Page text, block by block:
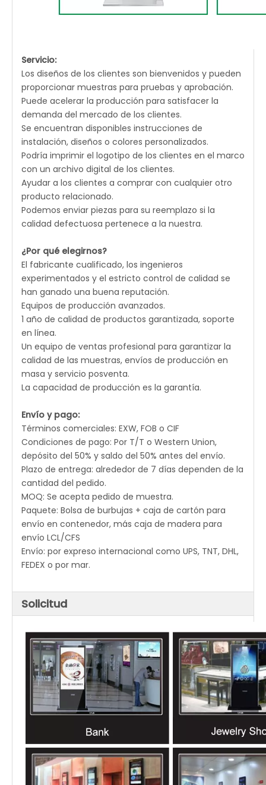
Servicio:
Los diseños de los clientes son bienvenidos y pueden
proporcionar muestras para pruebas y aprobación.
Puede acelerar la producción para satisfacer la
demanda del mercado de los clientes.
Se encuentran disponibles instrucciones de
instalación, diseños o colores personalizados.
Podría imprimir el logotipo de los clientes en el marco
con un archivo digital de los clientes.
Ayudar a los clientes a comprar con cualquier otro
producto relacionado.
Podemos enviar piezas para su reemplazo si la
calidad defectuosa pertenece a la nuestra.
¿Por qué elegirnos?
El fabricante cualificado, los ingenieros
experimentados y el estricto control de calidad se
han ganado una buena reputación.
Equipos de producción avanzados.
1 año de calidad de productos garantizada, soporte
en línea.
Un equipo de ventas profesional para garantizar la
calidad de las muestras, envíos de producción en
masa y servicio posventa.
La capacidad de producción es la garantía.
Envío y pago:
Términos comerciales: EXW, FOB o CIF
Condiciones de pago: Por T/T o Western Union,
depósito del 50% y saldo del 50% antes del envío.
Plazo de entrega: alrededor de 7 días dependen de la
cantidad del pedido.
MOQ: Se acepta pedido de muestra.
Paquete: Bolsa de burbujas + caja de cartón para
envío en contenedor, más caja de madera para
envío LCL/CFS
Envío: por expreso internacional como UPS, TNT, DHL,
FEDEX o por mar.
Solicitud